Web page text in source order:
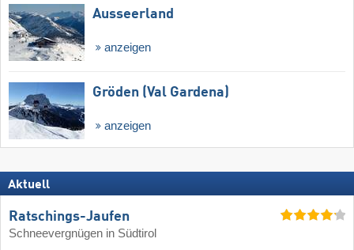
Ausseerland
anzeigen
Gröden (Val Gardena)
anzeigen
Aktuell
Ratschings-Jaufen
Schneevergnügen in Südtirol